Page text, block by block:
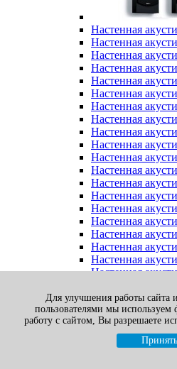
Настенная
Настенная
Настенная
Настенная
Настенная
Настенная
Настенная
Настенная
Настенная
Настенная
Настенная
Настенная
Настенная
Настенная
Настенная
Настенная
Настенная
Настенная
Настенная
Настенная
Настенная
Настенная
Настенная
Настенная
Настенная
Для улучшения работы сайта
пользователями мы
работу с сайтом, Вы разрешаете
Принять